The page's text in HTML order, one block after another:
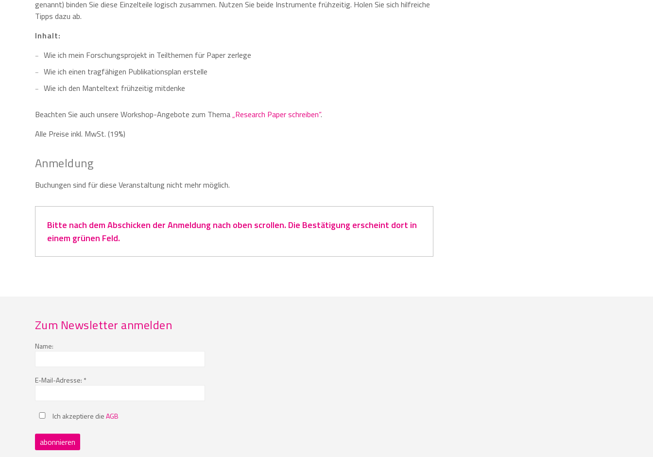
genannt) binden Sie diese Einzelteile logisch zusammen. Nutzen Sie beide Instrumente frühzeitig. Holen Sie sich hilfreiche
Tipps dazu ab.
Inhalt:
Wie ich mein Forschungsprojekt in Teilthemen für Paper zerlege
Wie ich einen tragfähigen Publikationsplan erstelle
Wie ich den Manteltext frühzeitig mitdenke
Beachten Sie auch unsere Workshop-Angebote zum Thema„Research Paper schreiben“.
Alle Preise inkl. MwSt. (19%)
Anmeldung
Buchungen sind für diese Veranstaltung nicht mehr möglich.
Bitte nach dem Abschicken der Anmeldung nach oben scrollen. Die Bestätigung erscheint dort in
einem grünen Feld.
Zum Newsletter anmelden
Name:
E-Mail-Adresse: *
Ich akzeptiere dieAGB